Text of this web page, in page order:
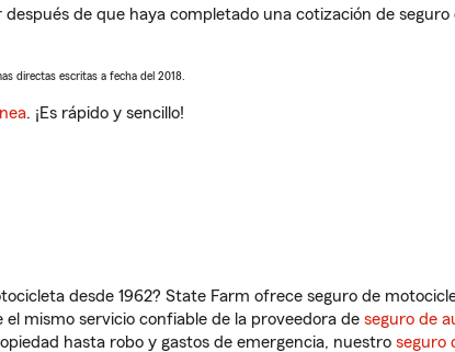
de que haya completado una cotización de seguro
directas escritas a fecha del 2018.
. ¡Es rápido y sencillo!
desde 1962? State Farm ofrece seguro de
mismo servicio confiable de la proveedora de seguro de
hasta robo y gastos de emergencia, nuestro seguro